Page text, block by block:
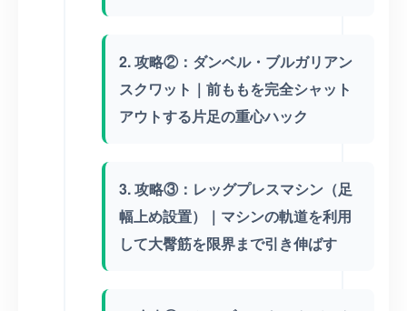
2. 攻略②：ダンベル・ブルガリアン
スクワット｜前ももを完全シャット
アウトする片足の重心ハック
3. 攻略③：レッグプレスマシン（足
幅上め設置）｜マシンの軌道を利用
して大臀筋を限界まで引き伸ばす